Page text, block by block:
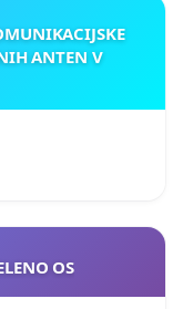
ANTEN V
OS